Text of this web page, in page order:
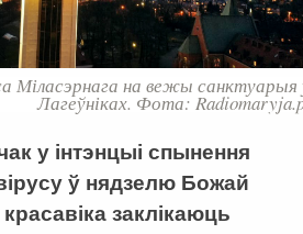
Міласэрнага на вежы санктуарыя
Лагеўніках. Фота:
у інтэнцыі спынення
ў нядзелю Божай
заклікаюць